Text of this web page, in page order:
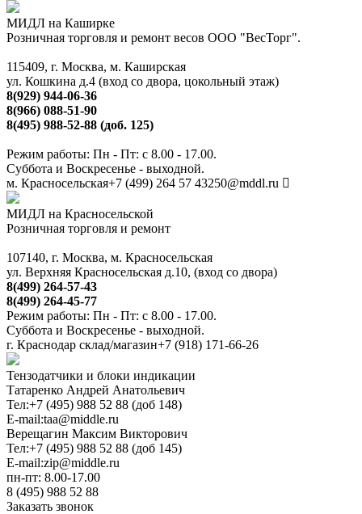
МИДЛ на Каширке
Розничная торговля и ремонт весов ООО "ВесТорг".
115409, г. Москва, м. Каширская
ул. Кошкина д.4 (вход со двора, цокольный этаж)
8(929) 944-06-36
8(966) 088-51-90
8(495) 988-52-88 (доб. 125)
Режим работы: Пн - Пт: с 8.00 - 17.00.
Суббота и Воскресенье - выходной.
м. Красносельская+7 (499) 264 57 43250@mddl.ru
МИДЛ на Красносельской
Розничная торговля и ремонт
107140, г. Москва, м. Красносельская
ул. Верхняя Красносельская д.10, (вход со двора)
8(499) 264-57-43
8(499) 264-45-77
Режим работы: Пн - Пт: с 8.00 - 17.00.
Суббота и Воскресенье - выходной.
г. Краснодар склад/магазин+7 (918) 171-66-26
Тензодатчики и блоки индикации
Татаренко Андрей Анатольевич
Тел:+7 (495) 988 52 88 (доб 148)
E-mail:taa@middle.ru
Верещагин Максим Викторович
Тел:+7 (495) 988 52 88 (доб 145)
E-mail:zip@middle.ru
пн-пт: 8.00-17.00
8 (495) 988 52 88
Заказать звонок